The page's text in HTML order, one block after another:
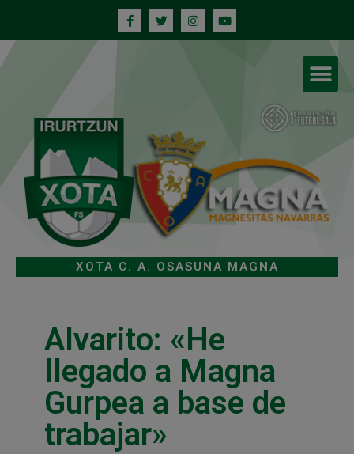
XOTA C. A. OSASUNA MAGNA
Alvarito: «He
llegado a Magna
Gurpea a base de
trabajar»